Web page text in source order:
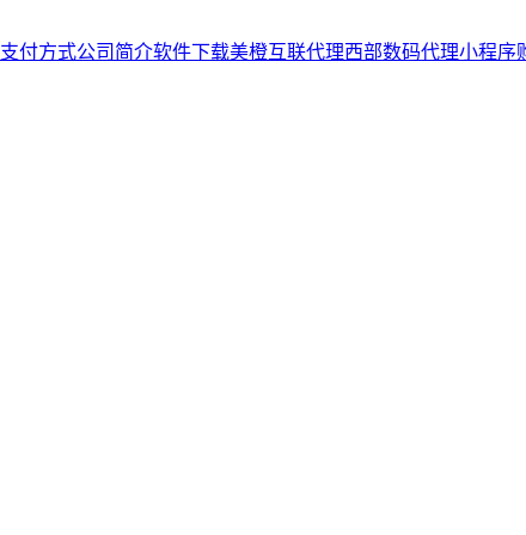
支付方式公司简介软件下载美橙互联代理西部数码代理小程序